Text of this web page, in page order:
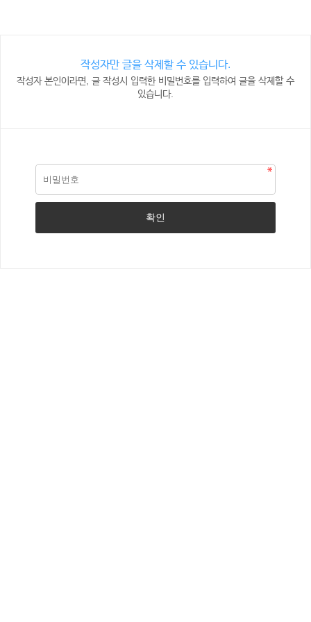
작성자만 글을 삭제할 수 있습니다.
작성자 본인이라면, 글 작성시 입력한 비밀번호를 입력하여 글을 삭제할 수
있습니다.